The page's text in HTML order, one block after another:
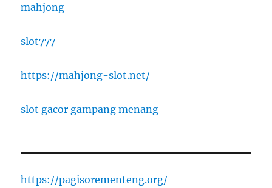
mahjong
slot777
https://mahjong-slot.net/
slot gacor gampang menang
https://pagisorementeng.org/